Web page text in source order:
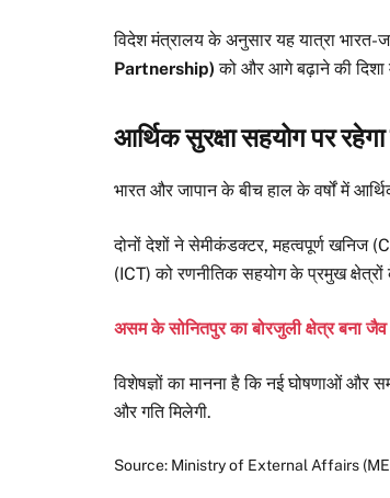
विदेश मंत्रालय के अनुसार यह यात्रा भारत-
Partnership) को और आगे बढ़ाने की दिशा
आर्थिक सुरक्षा सहयोग पर
भारत और जापान के बीच हाल के वर्षों में
दोनों देशों ने सेमीकंडक्टर, महत्वपूर्ण खनिज
(ICT) को रणनीतिक सहयोग के प्रमुख क्षेत्रों
असम के सोनितपुर का बोरजुली क्षेत्र बना
विशेषज्ञों का मानना है कि नई घोषणाओं और
और गति मिलेगी.
Source: Ministry of External Affairs